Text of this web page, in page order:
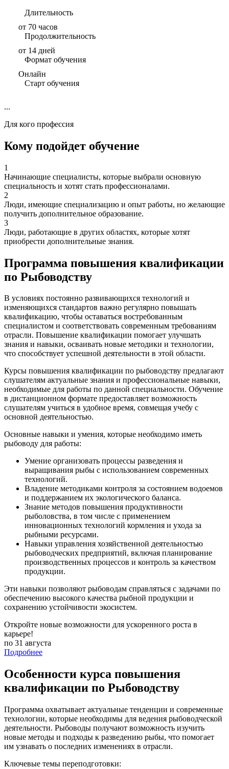
Длительность
от 70 часов
Продолжительность
от 14 дней
Формат обучения
Онлайн
Старт обучения
...
Для кого профессия
Кому подойдет обучение
1
Начинающие специалисты, которые выбрали основную
специальность и хотят стать профессионалами.
2
Люди, имеющие специализацию и опыт работы, но желающие
получить дополнительное образование.
3
Люди, работающие в других областях, которые хотят
приобрести дополнительные знания.
Программа повышения квалификации
по Рыбоводству
В условиях постоянно развивающихся технологий и
изменяющихся стандартов важно регулярно повышать
квалификацию, чтобы оставаться востребованным
специалистом и соответствовать современным требованиям
отрасли. Повышение квалификации помогает улучшать
знания и навыки, осваивать новые методики и технологии,
что способствует успешной деятельности в этой области.
Курсы повышения квалификации по рыбоводству предлагают
слушателям актуальные знания и профессиональные навыки,
необходимые для работы по данной специальности. Обучение
в дистанционном формате предоставляет возможность
слушателям учиться в удобное время, совмещая учебу с
основной деятельностью.
Основные навыки и умения, которые необходимо иметь
рыбоводу для работы:
Умение организовать процессы разведения и
выращивания рыбы с использованием современных
технологий.
Владение методиками контроля за состоянием водоемов
и поддержанием их экологического баланса.
Знание методов повышения продуктивности
рыболовства, в том числе с применением
инновационных технологий кормления и ухода за
рыбными ресурсами.
Навыки управления хозяйственной деятельностью
рыбоводческих предприятий, включая планирование
производственных процессов и контроль за качеством
продукции.
Эти навыки позволяют рыбоводам справляться с задачами по
обеспечению высокого качества рыбной продукции и
сохранению устойчивости экосистем.
Откройте новые возможности для ускоренного роста в
карьере!
по 31 августа
Подробнее
Особенности курса повышения
квалификации по Рыбоводству
Программа охватывает актуальные тенденции и современные
технологии, которые необходимы для ведения рыбоводческой
деятельности. Рыбоводы получают возможность изучить
новые методы и подходы к разведению рыбы, что помогает
им узнавать о последних изменениях в отрасли.
Ключевые темы переподготовки: